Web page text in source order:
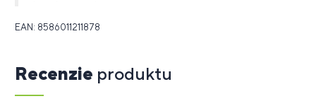
EAN: 8586011211878
Recenzie produktu